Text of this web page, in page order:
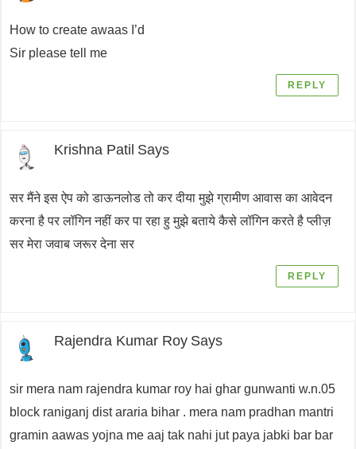
How to create awaas I’d
Sir please tell me
REPLY
Krishna Patil Says
सर मैंने इस ऐप को डाऊनलोड तो कर दीया मुझे ग्रामीण आवास का आवेदन
करना है पर लॉगिन नहीं कर पा रहा हु मुझे बताये कैसे लॉगिन करते है प्लीज़
सर मेरा जवाब जरूर देना सर
REPLY
Rajendra Kumar Roy Says
sir mera nam rajendra kumar roy hai ghar gunwanti w.n.05
block raniganj dist araria bihar . mera nam pradhan mantri
gramin aawas yojna me aaj tak nahi jut paya jabki bar bar